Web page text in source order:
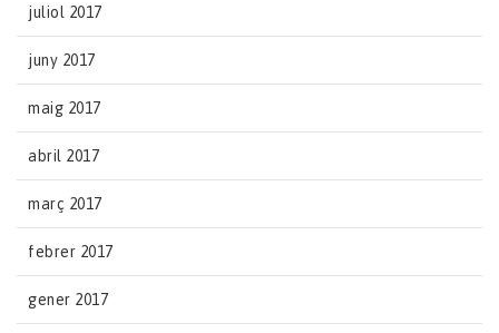
juliol 2017
juny 2017
maig 2017
abril 2017
març 2017
febrer 2017
gener 2017